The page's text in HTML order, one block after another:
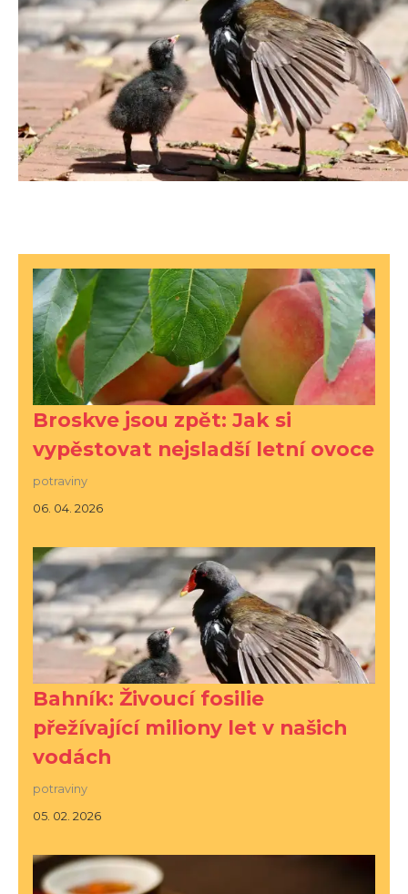
Broskve jsou zpět: Jak si
vypěstovat nejsladší letní ovoce
potraviny
06. 04. 2026
Bahník: Živoucí fosilie
přežívající miliony let v našich
vodách
potraviny
05. 02. 2026